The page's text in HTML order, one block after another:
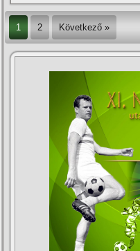
1 2 Következő »